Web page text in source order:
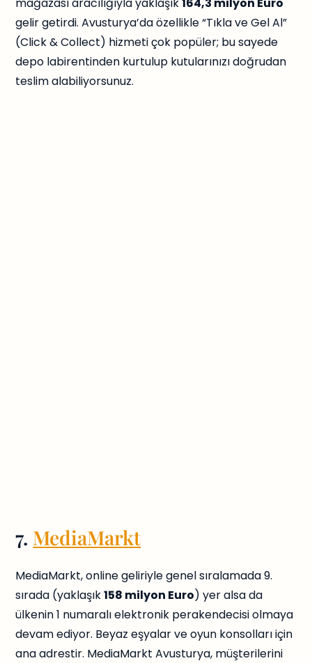
mağazası aracılığıyla yaklaşık164,3 milyon Euro
gelir getirdi. Avusturya’da özellikle “Tıkla ve Gel Al”
(Click & Collect) hizmeti çok popüler; bu sayede
depo labirentinden kurtulup kutularınızı doğrudan
teslim alabiliyorsunuz.
7. MediaMarkt
MediaMarkt, online geliriyle genel sıralamada 9.
sırada (yaklaşık158 milyon Euro) yer alsa da
ülkenin 1 numaralı elektronik perakendecisi olmaya
devam ediyor. Beyaz eşyalar ve oyun konsolları için
ana adrestir. MediaMarkt Avusturya, müşterilerini